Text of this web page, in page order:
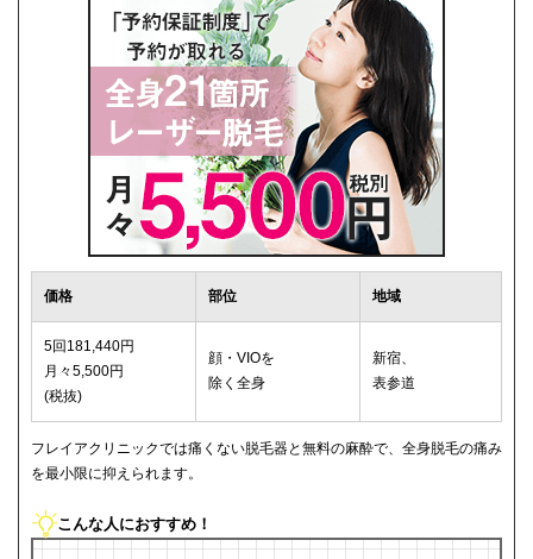
価格 部位 地域
5回181,440円
月々5,500円
(税抜)
顔・VIOを
除く全身
新宿、
表参道
フレイアクリニックでは痛くない脱毛器と無料の麻酔で、全身脱毛の痛み
を最小限に抑えられます。
こんな人におすすめ！